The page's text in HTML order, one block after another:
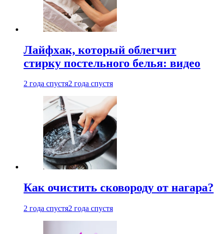
Лайфхак, который облегчит
стирку постельного белья: видео
2 года спустя2 года спустя
Как очистить сковороду от нагара?
2 года спустя2 года спустя